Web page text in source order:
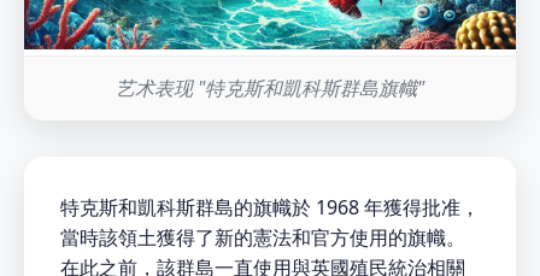
艺术表现 "特克斯和凱科斯群島旗幟"
特克斯和凱科斯群島的旗幟於 1968 年獲得批准，
當時該領土獲得了新的憲法和官方使用的旗幟。
在此之前，該群島一直使用與英國殖民統治相關